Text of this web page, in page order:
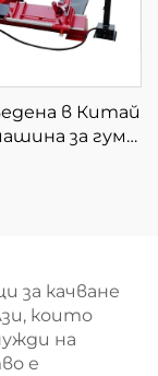
в Китай
за гуми
за качване
които
на
е